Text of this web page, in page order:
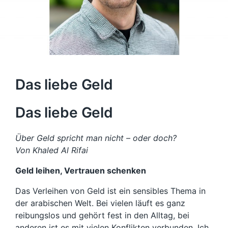
Das liebe Geld
Das liebe Geld
Über Geld spricht man nicht – oder doch?
Von Khaled Al Rifai
Geld leihen, Vertrauen schenken
Das Verleihen von Geld ist ein sensibles Thema in
der arabischen Welt. Bei vielen läuft es ganz
reibungslos und gehört fest in den Alltag, bei